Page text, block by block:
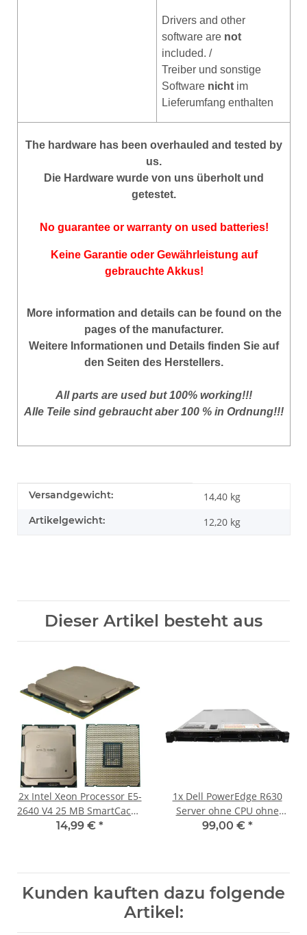
Drivers and other
software are not
included. /
Treiber und sonstige
Software nicht im
Lieferumfang enthalten
The hardware has been overhauled and tested by
us.
Die Hardware wurde von uns überholt und
getestet.
No guarantee or warranty on used batteries!
Keine Garantie oder Gewährleistung auf
gebrauchte Akkus!
More information and details can be found on the
pages of the manufacturer.
Weitere Informationen und Details finden Sie auf
den Seiten des Herstellers.
All parts are used but 100% working!!!
Alle Teile sind gebraucht aber 100 % in Ordnung!!!
Produkteigenschaft
Wert
Versandgewicht: 14,40 kg
Artikelgewicht: 12,20 kg
Dieser Artikel besteht aus
2x Intel Xeon Processor E5-
2640 V4 25 MB SmartCache
2.40 GHz 10-Core
14,99 € *
1x Dell PowerEdge R630
Server ohne CPU ohne
DDR4 RAM 2x Kühler 8x
99,00 € *
Kunden kauften dazu folgende
Artikel: